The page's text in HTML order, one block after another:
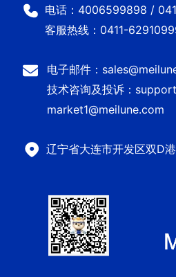
电话：4006599898 /
客服热线：0411-
电子邮件：
技术咨询及投诉：
market1@meilune.com
辽宁省大连市开发区双D